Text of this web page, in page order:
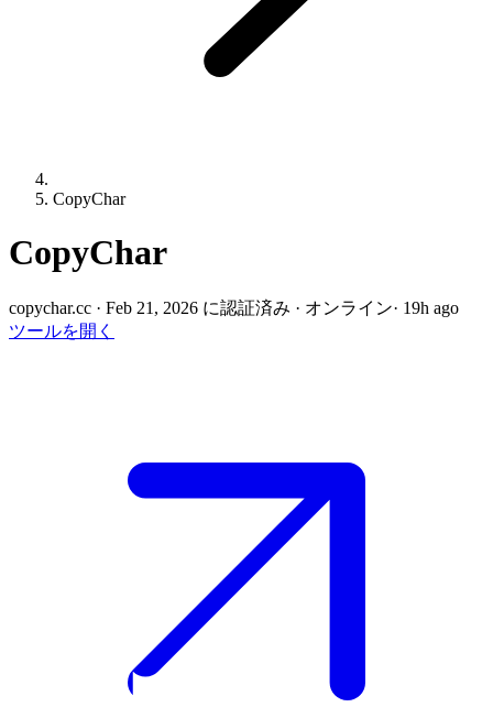
CopyChar
CopyChar
copychar.cc · Feb 21, 2026 に認証済み · オンライン· 19h ago
ツールを開く